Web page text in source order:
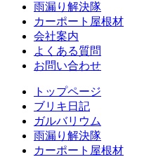
雨漏り解決隊
カーポート屋根材
会社案内
よくある質問
お問い合わせ
トップページ
ブリキ日記
ガルバリウム
雨漏り解決隊
カーポート屋根材